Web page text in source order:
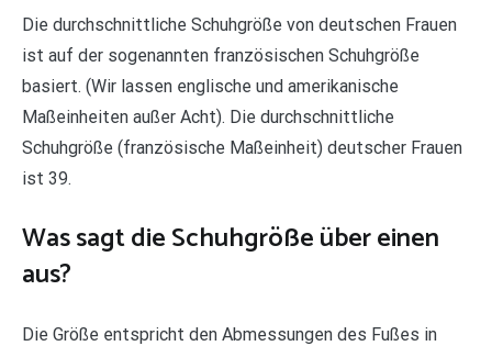
Die durchschnittliche Schuhgröße von deutschen Frauen
ist auf der sogenannten französischen Schuhgröße
basiert. (Wir lassen englische und amerikanische
Maßeinheiten außer Acht). Die durchschnittliche
Schuhgröße (französische Maßeinheit) deutscher Frauen
ist 39.
Was sagt die Schuhgröße über einen
aus?
Die Größe entspricht den Abmessungen des Fußes in